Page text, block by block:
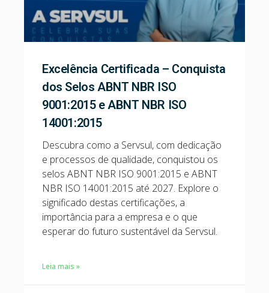
Excelência Certificada – Conquista
dos Selos ABNT NBR ISO
9001:2015 e ABNT NBR ISO
14001:2015
Descubra como a Servsul, com dedicação
e processos de qualidade, conquistou os
selos ABNT NBR ISO 9001:2015 e ABNT
NBR ISO 14001:2015 até 2027. Explore o
significado destas certificações, a
importância para a empresa e o que
esperar do futuro sustentável da Servsul.
Leia mais »